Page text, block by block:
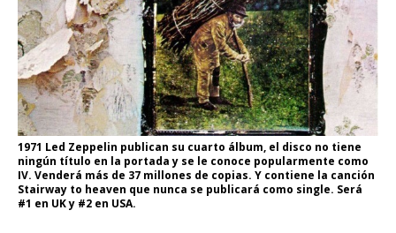
1971 Led Zeppelin publican su cuarto álbum, el disco no tiene
ningún título en la portada y se le conoce popularmente como
IV. Venderá más de 37 millones de copias. Y contiene la canción
Stairway to heaven que nunca se publicará como single. Será
#1 en UK y #2 en USA.